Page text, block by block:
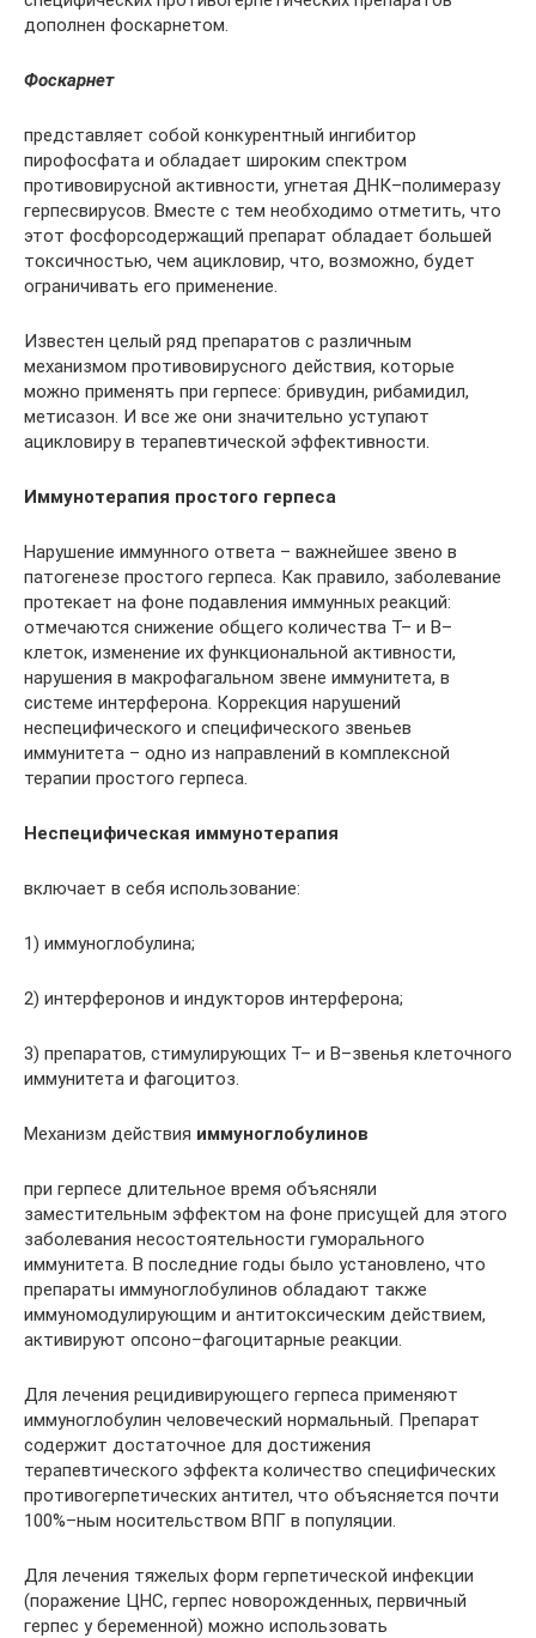
дополнен фоскарнетом.
Фоскарнет
представляет собой конкурентный ингибитор
пирофосфата и обладает широким спектром
противовирусной активности, угнетая ДНК–полимеразу
герпесвирусов. Вместе с тем необходимо отметить, что
этот фосфорсодержащий препарат обладает большей
токсичностью, чем ацикловир, что, возможно, будет
ограничивать его применение.
Известен целый ряд препаратов с различным
механизмом противовирусного действия, которые
можно применять при герпесе: бривудин, рибамидил,
метисазон. И все же они значительно уступают
ацикловиру в терапевтической эффективности.
Иммунотерапия простого герпеса
Нарушение иммунного ответа – важнейшее звено в
патогенезе простого герпеса. Как правило, заболевание
протекает на фоне подавления иммунных реакций:
отмечаются снижение общего количества Т– и В–
клеток, изменение их функциональной активности,
нарушения в макрофагальном звене иммунитета, в
системе интерферона. Коррекция нарушений
неспецифического и специфического звеньев
иммунитета – одно из направлений в комплексной
терапии простого герпеса.
Неспецифическая иммунотерапия
включает в себя использование:
1) иммуноглобулина;
2) интерферонов и индукторов интерферона;
3) препаратов, стимулирующих Т– и В–звенья клеточного
иммунитета и фагоцитоз.
Механизм действия иммуноглобулинов
при герпесе длительное время объясняли
заместительным эффектом на фоне присущей для этого
заболевания несостоятельности гуморального
иммунитета. В последние годы было установлено, что
препараты иммуноглобулинов обладают также
иммуномодулирующим и антитоксическим действием,
активируют опсоно–фагоцитарные реакции.
Для лечения рецидивирующего герпеса применяют
иммуноглобулин человеческий нормальный. Препарат
содержит достаточное для достижения
терапевтического эффекта количество специфических
противогерпетических антител, что объясняется почти
100%–ным носительством ВПГ в популяции.
Для лечения тяжелых форм герпетической инфекции
(поражение ЦНС, герпес новорожденных, первичный
герпес у беременной) можно использовать